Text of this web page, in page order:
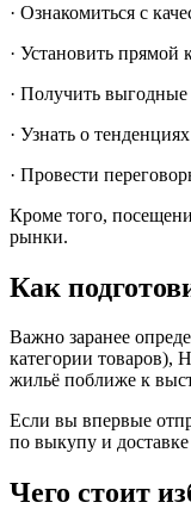
· Ознакомиться с
· Установить прямой
· Получить
· Узнать о
· Провести
Кроме того,
рынки.
Как
Важно заранее
категории товаров),
жильё поближе к
Если вы впервые
по выкупу и
Чего стоит